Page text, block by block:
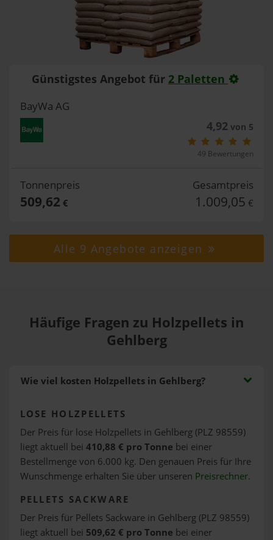
Günstigstes Angebot für 2 Paletten
BayWa AG
4,92von 5
49 Bewertungen
Tonnenpreis
509,62 €
Gesamtpreis
1.009,05 €
Alle 9 Angebote anzeigen
Häufige Fragen zu Holzpellets in
Gehlberg
Wie viel kosten Holzpellets in Gehlberg?
LOSE HOLZPELLETS
Der Preis für lose Holzpellets in Gehlberg (PLZ 98559)
liegt aktuell bei 410,88 € pro Tonne bei einer
Bestellmenge von 6.000 kg. Den genauen Preis für Ihre
Wunschmenge erhalten Sie über unseren Preisrechner.
PELLETS SACKWARE
Der Preis für Pellets Sackware in Gehlberg (PLZ 98559)
liegt aktuell bei 509,62 € pro Tonne bei einer